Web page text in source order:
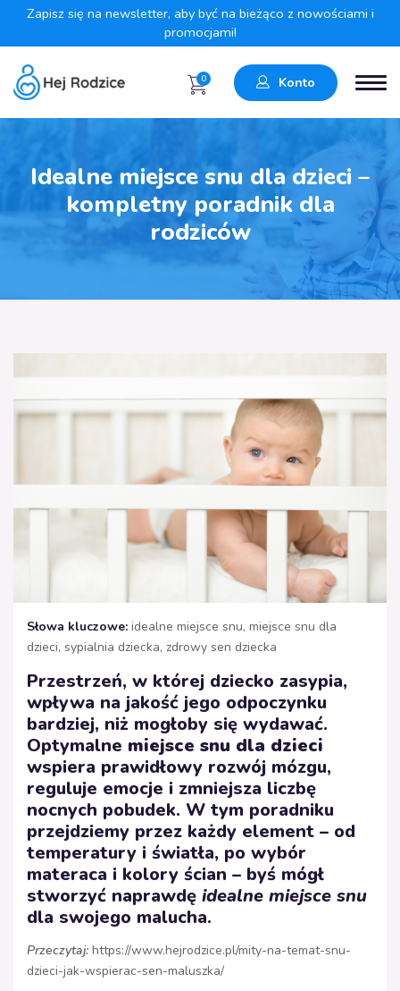
Zapisz się na newsletter, aby być na bieżąco z nowościami i
promocjami!
0 Konto
Idealne miejsce snu dla dzieci –
kompletny poradnik dla
rodziców
Słowa kluczowe: idealne miejsce snu, miejsce snu dla
dzieci, sypialnia dziecka, zdrowy sen dziecka
Przestrzeń, w której dziecko zasypia,
wpływa na jakość jego odpoczynku
bardziej, niż mogłoby się wydawać.
Optymalne miejsce snu dla dzieci
wspiera prawidłowy rozwój mózgu,
reguluje emocje i zmniejsza liczbę
nocnych pobudek. W tym poradniku
przejdziemy przez każdy element – od
temperatury i światła, po wybór
materaca i kolory ścian – byś mógł
stworzyć naprawdę idealne miejsce snu
dla swojego malucha.
Przeczytaj: https://www.hejrodzice.pl/mity-na-temat-snu-
dzieci-jak-wspierac-sen-maluszka/